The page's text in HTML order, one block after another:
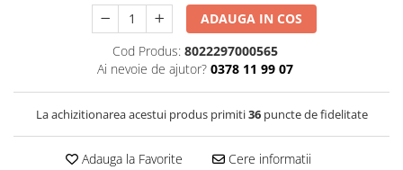
ADAUGA IN COS
Cod Produs: 8022297000565
Ai nevoie de ajutor? 0378 11 99 07
La achizitionarea acestui produs primiti36puncte de fidelitate
Adauga la Favorite Cere informatii